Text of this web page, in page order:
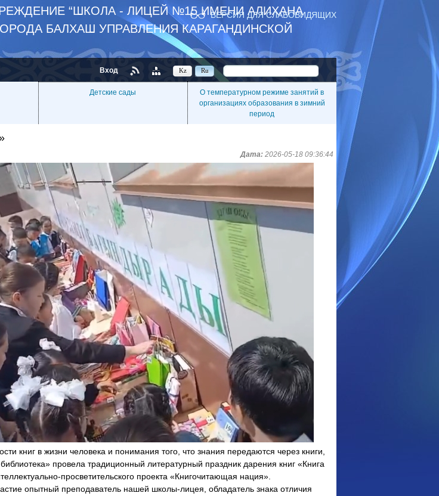
“ШКОЛА - ЛИЦЕЙ №15 ИМЕНИ АЛИХАНА
БАЛХАШ УПРАВЛЕНИЯ КАРАГАНДИНСКОЙ
ВЕРСИЯ ДЛЯ СЛАБОВИДЯЩИХ
Ru
Kz
Вход
Детские сады
О температурном режиме занятий в
организациях образования в зимний
период
Дата: 2026-05-18 09:36:44
книг в жизни человека и понимания того, что знания передаются через книги,
провела традиционный литературный праздник дарения книг «Книга
просветительского проекта «Книгочитающая нация».
опытный преподаватель нашей школы-лицея, обладатель знака отличия